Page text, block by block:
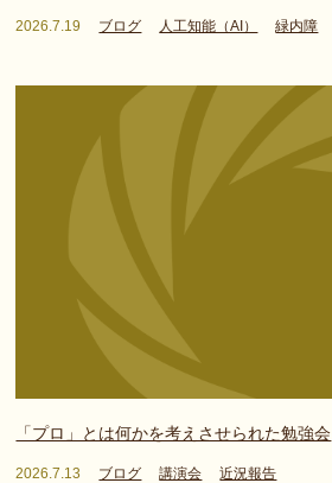
2026.7.19 ブログ 人工知能（AI） 緑内障
「プロ」とは何かを考えさせられた勉強会
2026.7.13 ブログ 講演会 近況報告